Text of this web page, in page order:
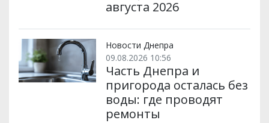
августа 2026
Новости Днепра
09.08.2026 10:56
Часть Днепра и
пригорода осталась без
воды: где проводят
ремонты